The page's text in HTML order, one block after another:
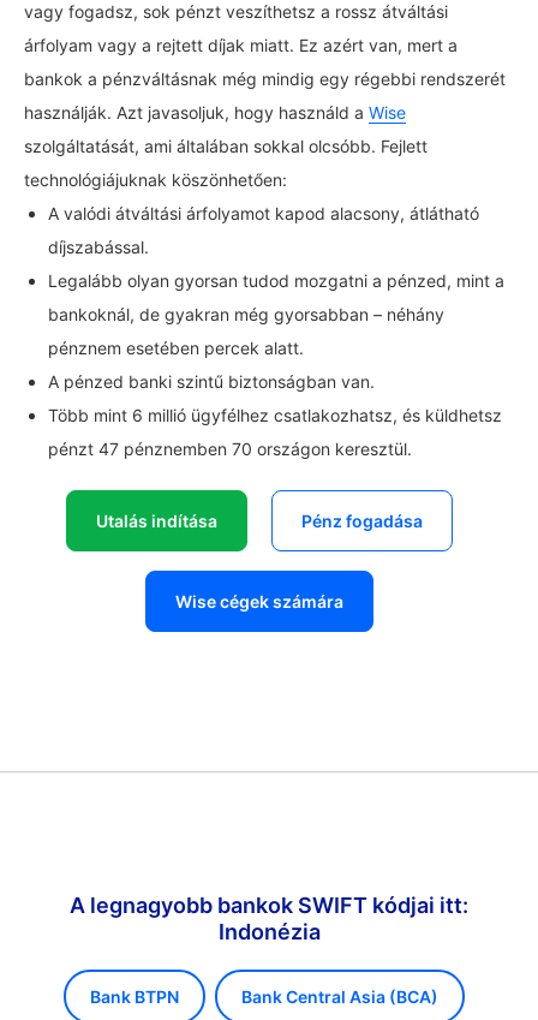
vagy fogadsz, sok pénzt veszíthetsz a rossz átváltási
árfolyam vagy a rejtett díjak miatt. Ez azért van, mert a
bankok a pénzváltásnak még mindig egy régebbi rendszerét
használják. Azt javasoljuk, hogy használd a Wise
szolgáltatását, ami általában sokkal olcsóbb. Fejlett
technológiájuknak köszönhetően:
A valódi átváltási árfolyamot kapod alacsony, átlátható
díjszabással.
Legalább olyan gyorsan tudod mozgatni a pénzed, mint a
bankoknál, de gyakran még gyorsabban – néhány
pénznem esetében percek alatt.
A pénzed banki szintű biztonságban van.
Több mint 6 millió ügyfélhez csatlakozhatsz, és küldhetsz
pénzt 47 pénznemben 70 országon keresztül.
Utalás indítása Pénz fogadása
Wise cégek számára
A legnagyobb bankok SWIFT kódjai itt:
Indonézia
Bank BTPN Bank Central Asia (BCA)